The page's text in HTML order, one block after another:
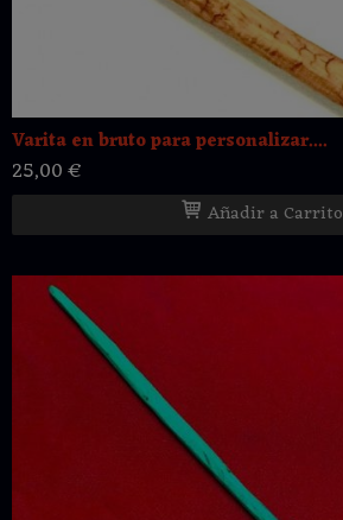
Varita en bruto para personalizar....
25,00 €
Añadir a Carrito